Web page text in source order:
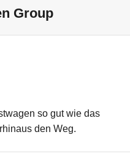
Group
so gut wie das
den Weg.